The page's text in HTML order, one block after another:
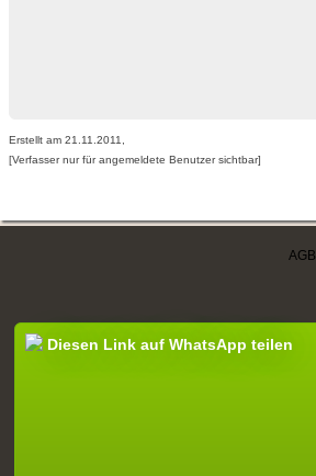
Erstellt am 21.11.2011,
[Verfasser nur für angemeldete Benutzer sichtbar]
AGB
Diesen Link auf WhatsApp teilen